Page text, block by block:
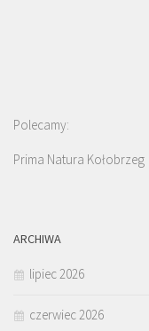
Polecamy:
Prima Natura Kołobrzeg
ARCHIWA
lipiec 2026
czerwiec 2026